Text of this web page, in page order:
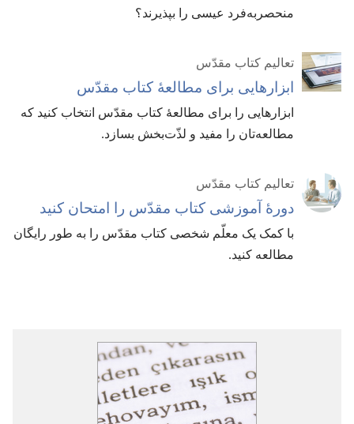
منحصربه‌فرد عیسی را بپذیرند؟‏
تعالیم کتاب مقدّس
ابزارهایی برای مطالعهٔ کتاب مقدّس
ابزارهایی را برای مطالعهٔ کتاب مقدّس انتخاب کنید که
مطالعه‌تان را مفید و لذّت‌بخش بسازد.‏
تعالیم کتاب مقدّس
دورهٔ آموزشی کتاب مقدّس را امتحان کنید
با کمک یک معلّم شخصی کتاب مقدّس را به طور رایگان
مطالعه کنید.‏